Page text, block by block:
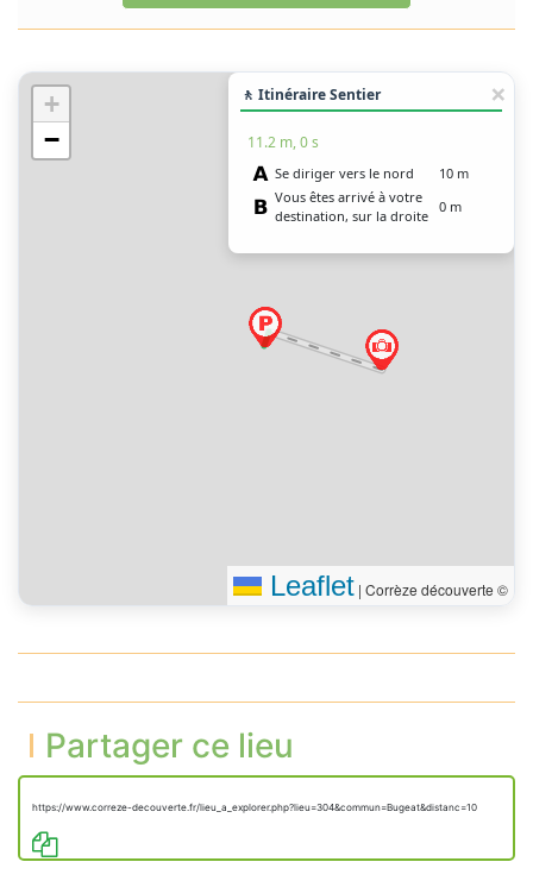
+
−
🚶 Itinéraire Sentier
11.2 m, 0 s
Se diriger vers le nord
10 m
Vous êtes arrivé à votre
destination, sur la droite
0 m
Leaflet | Corrèze découverte ©
Partager ce lieu
https://www.correze-decouverte.fr/lieu_a_explorer.php?lieu=304&commun=Bugeat&distanc=10